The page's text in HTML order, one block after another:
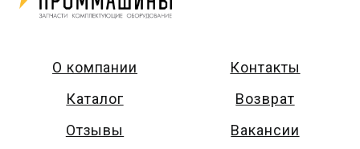
О компании
Каталог
Отзывы
Контакты
Возврат
Вакансии